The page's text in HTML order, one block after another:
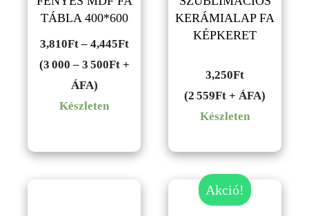
TÁBLA 400*600
3,810Ft – 4,445FtÁrtartomány:
3,810Ft
(3 000 – 3 500Ft +
ÁFA)
Készleten
KERÁMIALAP FA
KÉPKERET
3,250Ft
(2 559Ft + ÁFA)
Készleten
Akció!